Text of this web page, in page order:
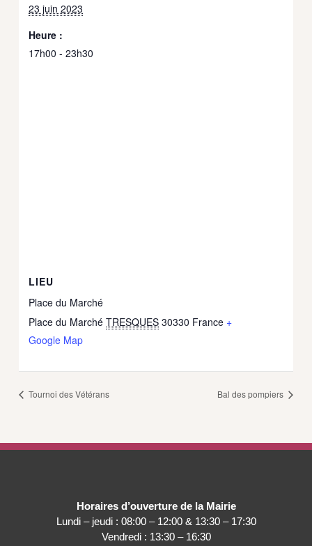
23 juin 2023
Heure :
17h00 - 23h30
LIEU
Place du Marché
Place du Marché TRESQUES 30330 France +
Google Map
Tournoi des Vétérans Bal des pompiers
Horaires d’ouverture de la Mairie
Lundi – jeudi : 08:00 – 12:00 & 13:30 – 17:30
Vendredi : 13:30 – 16:30